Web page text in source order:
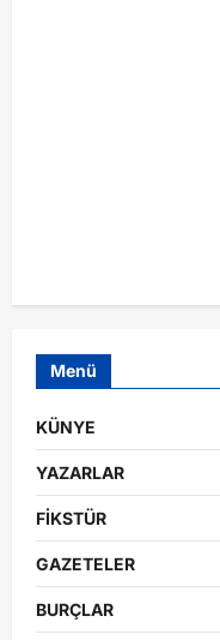
Menü
KÜNYE
YAZARLAR
FİKSTÜR
GAZETELER
BURÇLAR